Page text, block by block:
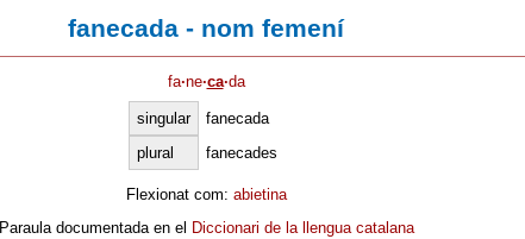
fanecada - nom femení
fa·ne·ca·da
singular
fanecada
plural
fanecades
Flexionat com: abietina
Paraula documentada en el Diccionari de la llengua catalana